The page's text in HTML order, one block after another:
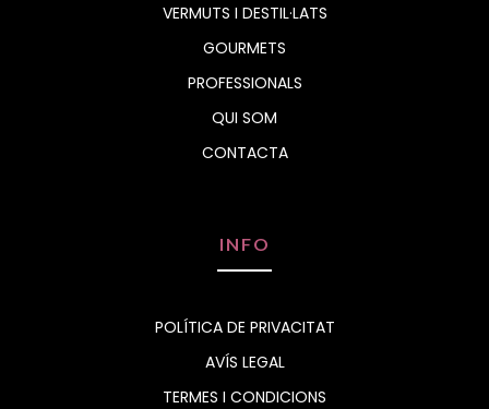
VERMUTS I DESTIL·LATS
GOURMETS
PROFESSIONALS
QUI SOM
CONTACTA
INFO
POLÍTICA DE PRIVACITAT
AVÍS LEGAL
TERMES I CONDICIONS